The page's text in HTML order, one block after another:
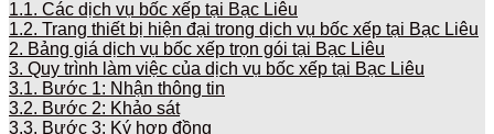
1.1. Các dịch vụ bốc xếp tại Bạc Liêu
1.2. Trang thiết bị hiện đại trong dịch vụ bốc xếp tại Bạc Liêu
2. Bảng giá dịch vụ bốc xếp trọn gói tại Bạc Liêu
3. Quy trình làm việc của dịch vụ bốc xếp tại Bạc Liêu
3.1. Bước 1: Nhận thông tin
3.2. Bước 2: Khảo sát
3.3. Bước 3: Ký hợp đồng